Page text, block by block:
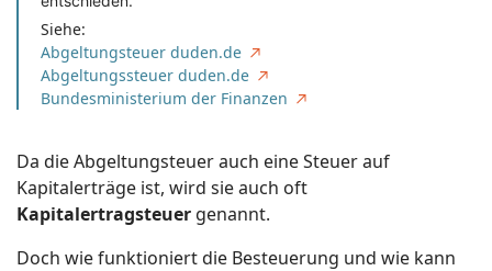
Siehe:
Abgeltungsteuer duden.de
Abgeltungssteuer duden.de
Bundesministerium der Finanzen
Da die Abgeltungsteuer auch eine Steuer auf
Kapitalerträge ist, wird sie auch oft
Kapitalertragsteuer genannt.
Doch wie funktioniert die Besteuerung und wie kann